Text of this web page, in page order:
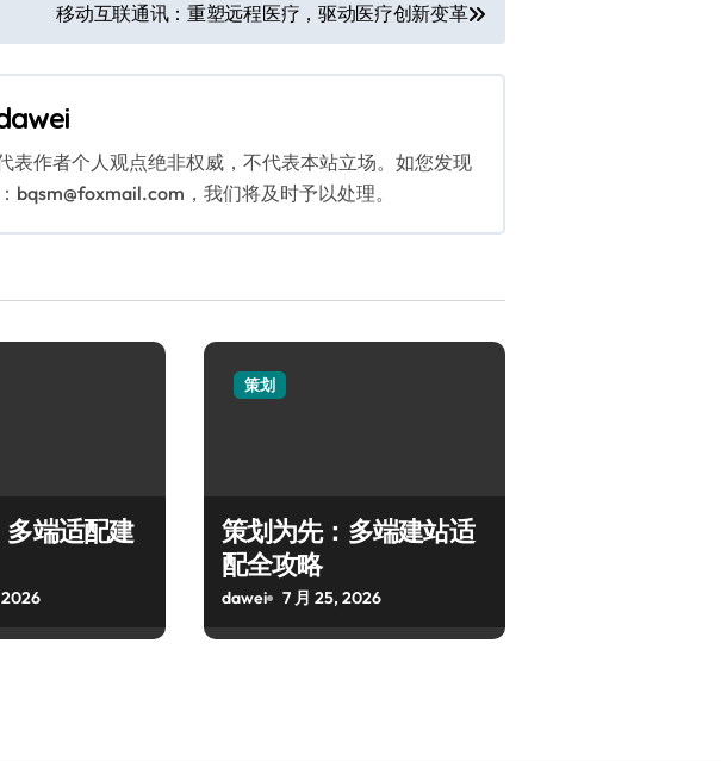
移动互联通讯：重塑远程医疗，驱动医疗创新变革
作者个人观点绝非权威，不代表本站立场。如您发现
，我们将及时予以处理。
端适配建
2026
策划
策划为先：多端建站适
配全攻略
dawei 7 月 25, 2026